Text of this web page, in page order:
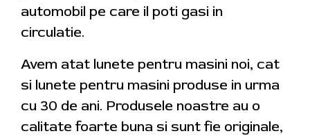
automobil pe care il poti gasi in
circulatie.
Avem atat lunete pentru masini noi, cat
si lunete pentru masini produse in urma
cu 30 de ani. Produsele noastre au o
calitate foarte buna si sunt fie originale,